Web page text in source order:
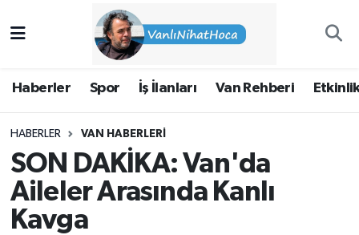
Haberler Spor İş İlanları Van Rehberi
HABERLER VAN HABERLERI
SON DAKİKA: Van'da
Aileler Arasında Kanlı
Kavga
Van Rehberi
Etkinlikler
İpekyolu Nöbetçi Eczaneler
Süper Lig Puan Durumu ve Fikstür
Tüm Manşetler